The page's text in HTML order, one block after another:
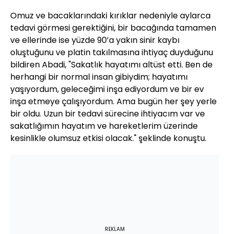
Omuz ve bacaklarındaki kırıklar nedeniyle aylarca
tedavi görmesi gerektiğini, bir bacağında tamamen
ve ellerinde ise yüzde 90’a yakın sinir kaybı
oluştuğunu ve platin takılmasına ihtiyaç duyduğunu
bildiren Abadi, "Sakatlık hayatımı altüst etti. Ben de
herhangi bir normal insan gibiydim; hayatımı
yaşıyordum, geleceğimi inşa ediyordum ve bir ev
inşa etmeye çalışıyordum. Ama bugün her şey yerle
bir oldu. Uzun bir tedavi sürecine ihtiyacım var ve
sakatlığımın hayatım ve hareketlerim üzerinde
kesinlikle olumsuz etkisi olacak." şeklinde konuştu.
REKLAM